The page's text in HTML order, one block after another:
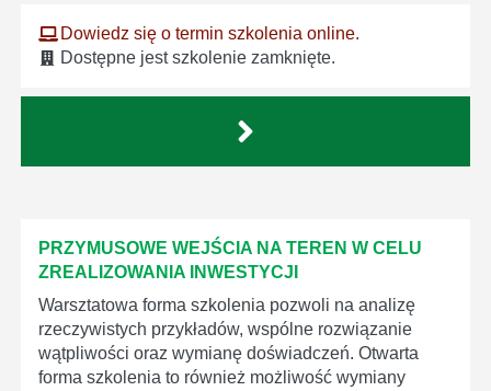
Dowiedz się o termin szkolenia online.
Dostępne jest szkolenie zamknięte.
PRZYMUSOWE WEJŚCIA NA TEREN W CELU
ZREALIZOWANIA INWESTYCJI
Warsztatowa forma szkolenia pozwoli na analizę
rzeczywistych przykładów, wspólne rozwiązanie
wątpliwości oraz wymianę doświadczeń. Otwarta
forma szkolenia to również możliwość wymiany